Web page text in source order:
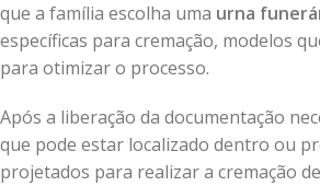
que a família escolha uma urna
específicas para cremação, modelos
para otimizar o processo.
Após a liberação da documentação
que pode estar localizado dentro ou
projetados para realizar a cremação